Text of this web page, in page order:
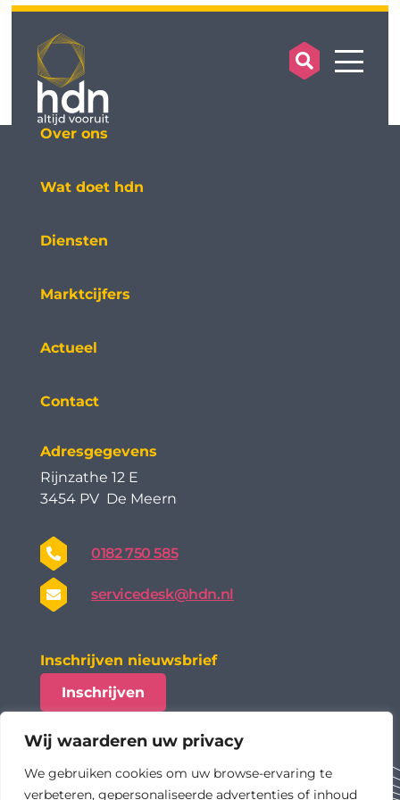
Wij waarderen uw privacy
We gebruiken cookies om uw browse-ervaring te
verbeteren, gepersonaliseerde advertenties of inhoud
search
Over ons
Wat doet hdn
Diensten
Marktcijfers
Actueel
Contact
Adresgegevens
Rijnzathe 12 E
3454 PV De Meern
0182 750 585
servicedesk@hdn.nl
Inschrijven nieuwsbrief
Inschrijven